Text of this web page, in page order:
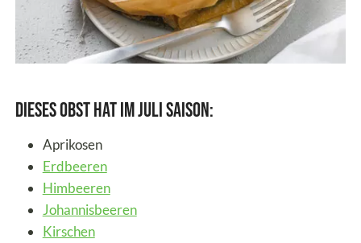
Dieses Obst hat im Juli Saison:
Aprikosen
Erdbeeren
Himbeeren
Johannisbeeren
Kirschen